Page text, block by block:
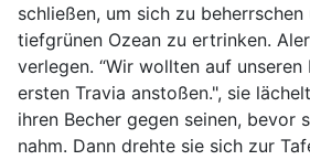
schließen, um sich zu
tiefgrünen Ozean zu ertrinken.
verlegen. “Wir wollten auf unseren
ersten Travia anstoßen.", sie
ihren Becher gegen seinen, bevor
nahm. Dann drehte sie sich zur